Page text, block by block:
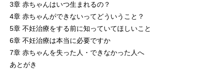
3章 赤ちゃんはいつ生まれるの？
4章 赤ちゃんができないってどういうこと？
5章 不妊治療をする前に知っていてほしいこと
6章 不妊治療は本当に必要ですか
7章 赤ちゃんを失った人・できなかった人へ
あとがき